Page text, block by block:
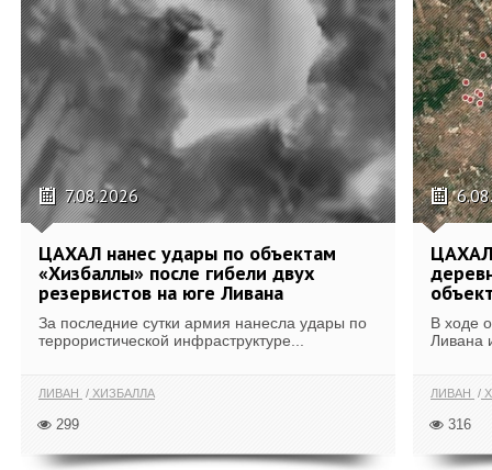
7.08.2026
ЦАХАЛ нанес удары по объектам
«Хизбаллы» после гибели двух
резервистов на юге Ливана
За последние сутки армия нанесла удары по
террористической инфраструктуре...
ЛИВАН ХИЗБАЛЛА
299
В ходе
Ливана
ЛИВАН
316